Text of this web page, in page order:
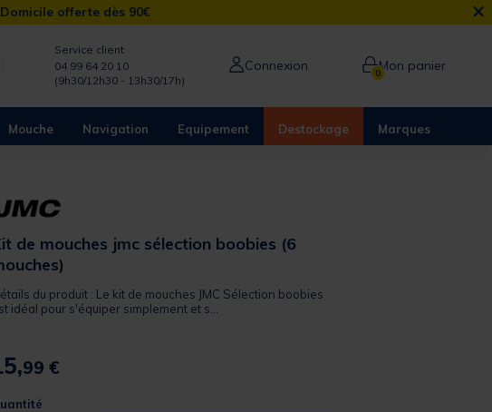
offerte dès 90€ ×
Service client
04 99 64 20 10
(9h30/12h30 - 13h30/17h)
Connexion 0Mon panier
Mouche Navigation Equipement Destockage Marques
de mouches jmc sélection boobies (6
du produit : Le kit de mouches JMC Sélection boobies
idéal pour s'équiper simplement et s...
99 €